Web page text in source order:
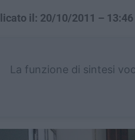
il: 20/10/2011 – 13:46
La funzione di sintesi